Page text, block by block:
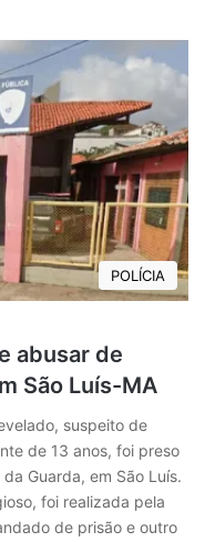
POLÍCIA
abusar de
São Luís-MA
suspeito de
de 13 anos, foi preso
Guarda, em São Luís.
foi realizada pela
de prisão e outro